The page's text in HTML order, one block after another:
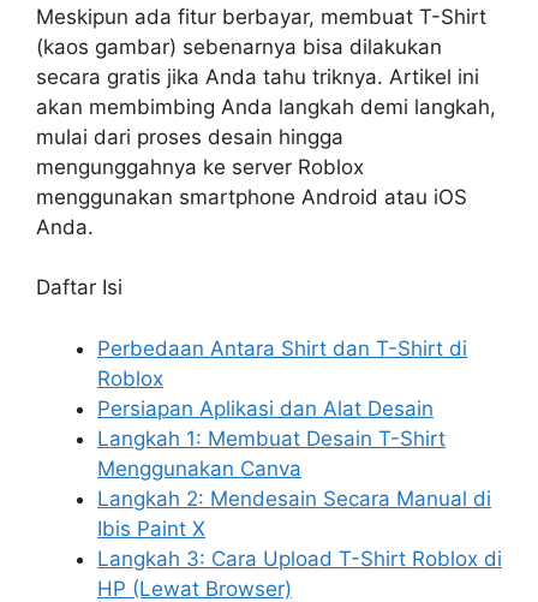
Meskipun ada fitur berbayar, membuat T-Shirt
(kaos gambar) sebenarnya bisa dilakukan
secara gratis jika Anda tahu triknya. Artikel ini
akan membimbing Anda langkah demi langkah,
mulai dari proses desain hingga
mengunggahnya ke server Roblox
menggunakan smartphone Android atau iOS
Anda.
Daftar Isi
Perbedaan Antara Shirt dan T-Shirt di
Roblox
Persiapan Aplikasi dan Alat Desain
Langkah 1: Membuat Desain T-Shirt
Menggunakan Canva
Langkah 2: Mendesain Secara Manual di
Ibis Paint X
Langkah 3: Cara Upload T-Shirt Roblox di
HP (Lewat Browser)